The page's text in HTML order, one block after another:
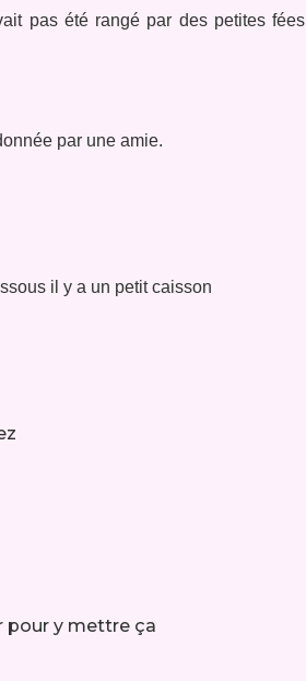
pas été rangé par des petites fées
par une amie.
il y a un petit caisson
pour y mettre ça